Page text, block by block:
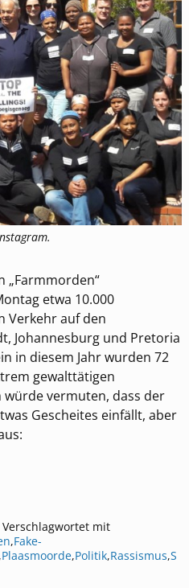
„Farmmorden“
etwa 10.000
Verkehr auf den
Johannesburg und Pretoria
in diesem Jahr wurden 72
gewalttätigen
vermuten, dass der
Gescheites einfällt, aber
Verschlagwortet mit
,Fake-
Plaasmoorde,Politik,Rassismus,S